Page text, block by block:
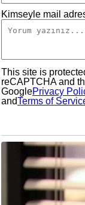
Kimseyle mail
This site is
reCAPTCHA and
GooglePrivacy
andTerms of